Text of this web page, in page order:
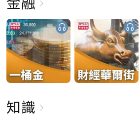
知識